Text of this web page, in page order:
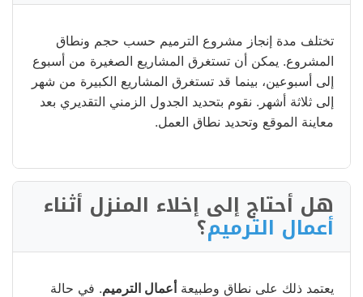
تختلف مدة إنجاز مشروع الترميم حسب حجم ونطاق
المشروع. يمكن أن تستغرق المشاريع الصغيرة من أسبوع
إلى أسبوعين، بينما قد تستغرق المشاريع الكبيرة من شهر
إلى ثلاثة أشهر. نقوم بتحديد الجدول الزمني التقديري بعد
معاينة الموقع وتحديد نطاق العمل.
هل أحتاج إلى إخلاء المنزل أثناء
أعمال الترميم؟
يعتمد ذلك على نطاق وطبيعةأعمال الترميم. في حالة